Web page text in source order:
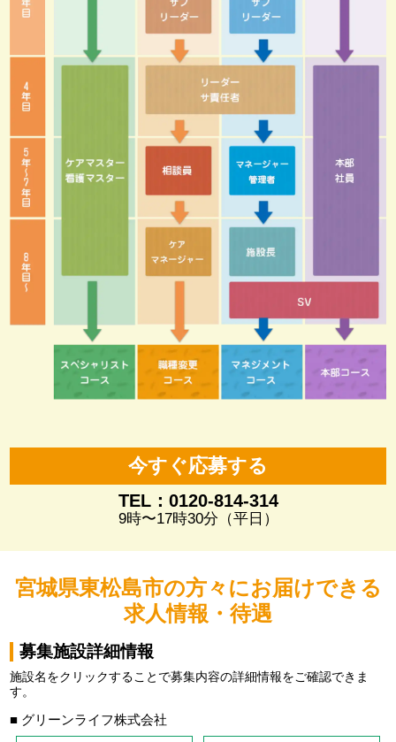
今すぐ応募する
TEL：0120-814-314
9時〜17時30分（平日）
宮城県東松島市の方々にお届けできる
求人情報・待遇
募集施設詳細情報
施設名をクリックすることで募集内容の詳細情報をご確認できま
す。
■ グリーンライフ株式会社